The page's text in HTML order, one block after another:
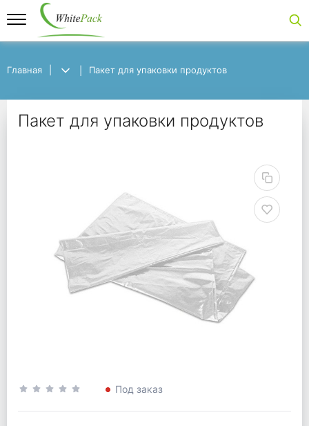
Главная
Пакет для упаковки продуктов
Пакет для упаковки
Главная Пакет для упаковки продуктов
Пакет для упаковки продуктов
Под заказ